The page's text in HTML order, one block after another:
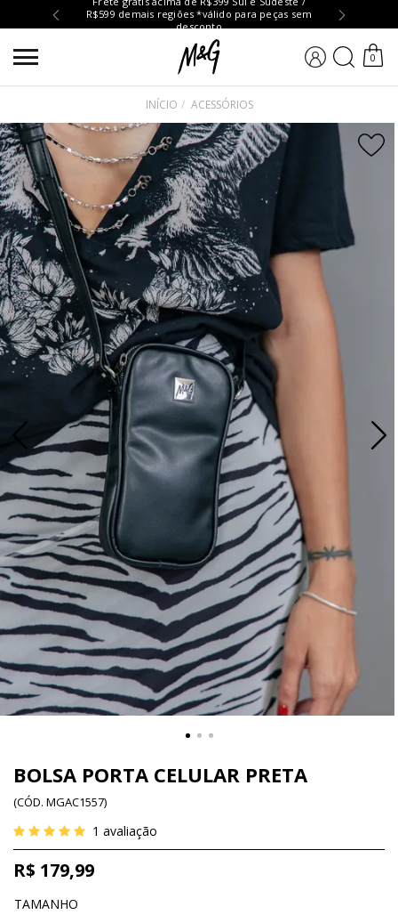
R$599 demais regiões *válido para peças sem
desconto
0
INÍCIO ACESSÓRIOS
BOLSA PORTA CELULAR PRETA
(CÓD. MGAC1557)
1 avaliação
R$ 179,99
TAMANHO